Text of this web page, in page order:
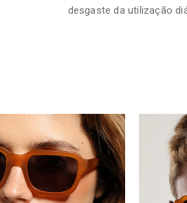
desgaste da utilização